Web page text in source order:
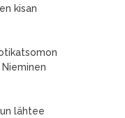
kisan
lähtee